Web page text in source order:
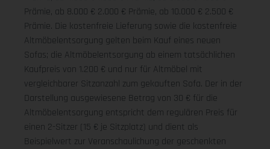
Prämie, ab 8.000 € 2.000 € Prämie, ab 10.000 € 2.500 €
Prämie. Die kostenfreie Lieferung sowie die kostenfreie
Altmöbelentsorgung gelten beim Kauf eines neuen
Sofas; die Altmöbelentsorgung ab einem tatsächlichen
Kaufpreis von 1.200 € und nur für Altmöbel mit
vergleichbarer Sitzanzahl zum gekauften Sofa. Der in der
Darstellung ausgewiesene Betrag von 30 € für die
Altmöbelentsorgung entspricht dem regulären Preis für
einen 2-Sitzer (15 € je Sitzplatz) und dient als
Beispielwert zur Veranschaulichung der geschenkten